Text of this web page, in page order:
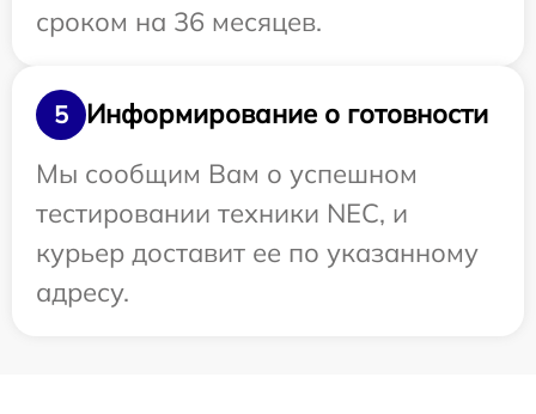
сроком на 36 месяцев.
5
Информирование о готовности
Мы сообщим Вам о успешном
тестировании техники NEC, и
курьер доставит ее по указанному
адресу.